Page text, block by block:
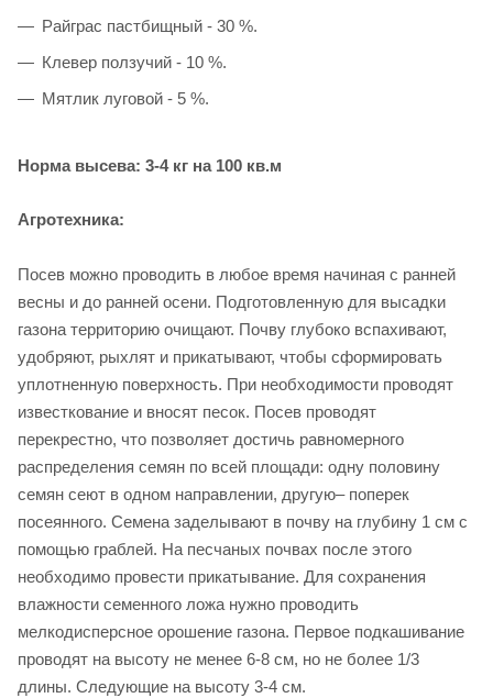
Райграс пастбищный - 30 %.
Клевер ползучий - 10 %.
Мятлик луговой - 5 %.
Норма высева: 3-4 кг на 100 кв.м
Агротехника:
Посев можно проводить в любое время начиная с ранней
весны и до ранней осени. Подготовленную для высадки
газона территорию очищают. Почву глубоко вспахивают,
удобряют, рыхлят и прикатывают, чтобы сформировать
уплотненную поверхность. При необходимости проводят
известкование и вносят песок. Посев проводят
перекрестно, что позволяет достичь равномерного
распределения семян по всей площади: одну половину
семян сеют в одном направлении, другую– поперек
посеянного. Семена заделывают в почву на глубину 1 см с
помощью граблей. На песчаных почвах после этого
необходимо провести прикатывание. Для сохранения
влажности семенного ложа нужно проводить
мелкодисперсное орошение газона. Первое подкашивание
проводят на высоту не менее 6-8 см, но не более 1/3
длины. Следующие на высоту 3-4 см.